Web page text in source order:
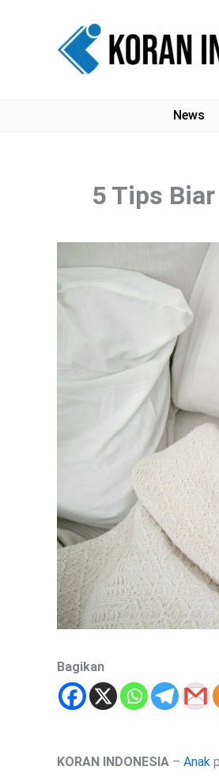
News
5 Tips
Bagikan
KORAN INDONESIA – Anak